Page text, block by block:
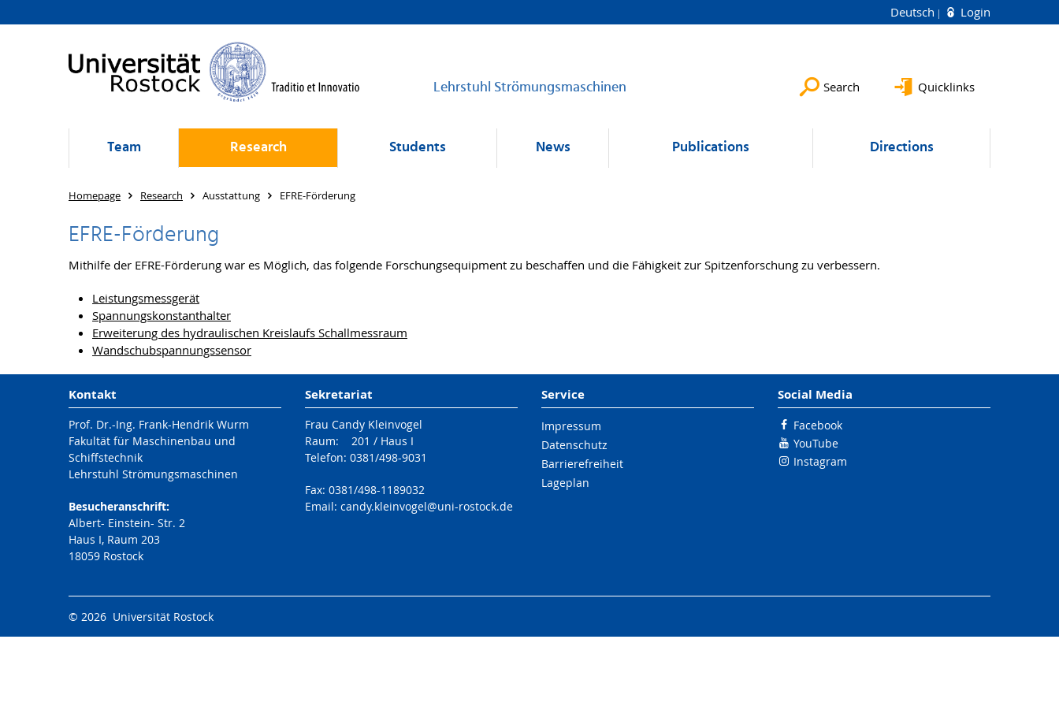
Deutsch Login
Lehrstuhl Strömungsmaschinen Search Quicklinks
Team Research Students News Publications Directions
Homepage Research Ausstattung EFRE-Förderung
EFRE-Förderung
Mithilfe der EFRE-Förderung war es Möglich, das folgende Forschungsequipment zu beschaffen und die Fähigkeit zur Spitzenforschung zu verbessern.
Leistungsmessgerät
Spannungskonstanthalter
Erweiterung des hydraulischen Kreislaufs Schallmessraum
Wandschubspannungssensor
Kontakt
Prof. Dr.-Ing. Frank-Hendrik Wurm
Fakultät für Maschinenbau und
Schiffstechnik
Lehrstuhl Strömungsmaschinen
Besucheranschrift:
Albert- Einstein- Str. 2
Haus I, Raum 203
18059 Rostock
Sekretariat
Frau Candy Kleinvogel
Raum: 201 / Haus I
Telefon: 0381/498-9031
Fax: 0381/498-1189032
Email: candy.kleinvogel@uni-rostock.de
Service
Impressum
Datenschutz
Barrierefreiheit
Lageplan
Social Media
Facebook
YouTube
Instagram
© 2026 Universität Rostock